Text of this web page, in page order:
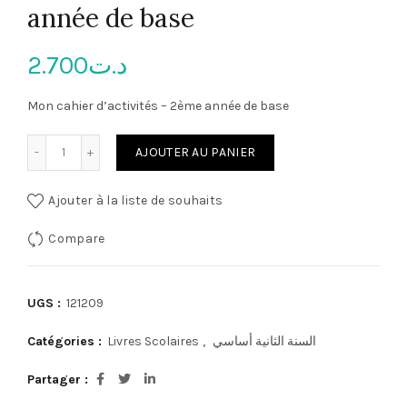
année de base
د.ت2.700
Mon cahier d’activités – 2ème année de base
AJOUTER AU PANIER
Ajouter à la liste de souhaits
Compare
UGS : 121209
Catégories : Livres Scolaires , السنة الثانية أساسي
Partager